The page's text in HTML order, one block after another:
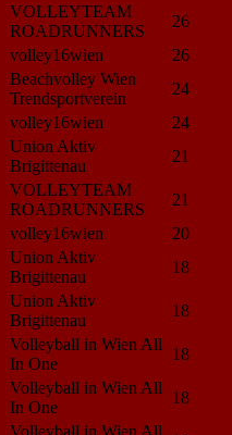
VOLLEYTEAM
ROADRUNNERS
26
volley16wien
26
Beachvolley Wien
Trendsportverein
24
volley16wien
24
Union Aktiv
Brigittenau
21
VOLLEYTEAM
ROADRUNNERS
21
volley16wien
20
Union Aktiv
Brigittenau
18
Union Aktiv
Brigittenau
18
Volleyball in Wien All
In One
18
Volleyball in Wien All
In One
18
Volleyball in Wien All